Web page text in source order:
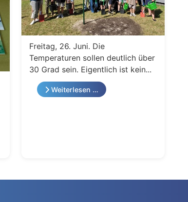
Freitag, 26. Juni. Die
Temperaturen sollen deutlich über
30 Grad sein. Eigentlich ist kein...
Weiterlesen …